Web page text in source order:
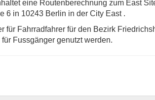
eine Routenberechnung zum East
6 in 10243 Berlin in der City East .
für Fahrradfahrer für den Bezirk
Fussgänger genutzt werden.